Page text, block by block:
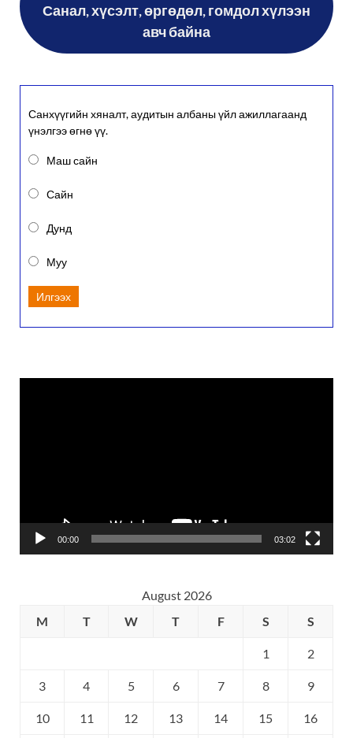
Санал, хүсэлт, өргөдөл, гомдол хүлээн
авч байна
Санхүүгийн хяналт, аудитын албаны үйл ажиллагаанд
үнэлгээ өгнө үү.
Маш сайн
Сайн
Дунд
Муу
Илгээх
00:00 03:02
August 2026
M
T W T F S S
1 2
3 4 5 6 7 8 9
10 11 12 13 14 15 16